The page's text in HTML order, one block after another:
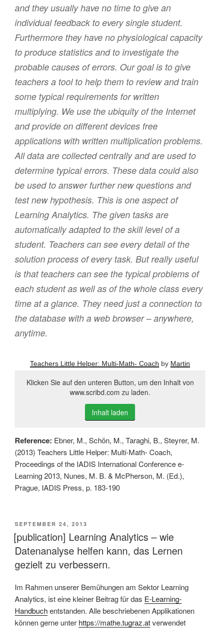
and they usually have no time to give an
individual feedback to every single student.
Furthermore they have no physiological capacity
to produce statistics and to investigate the
probable causes of errors. Our goal is to give
teachers a tool to help them to review and train
some typical requirements for written
multiplying. We use the ubiquity of the Internet
and provide on different devices free
applications with written multiplication problems.
All data are collected centrally and are used to
determine typical errors. These data could also
be used to answer further new questions and
test new hypothesis. This is one aspect of
Learning Analytics. The given tasks are
automatically adapted to the skill level of a
student. Teachers can see every detail of the
solution process of every task. But really useful
is that teachers can see the typical problems of
each student as well as of the whole class every
time at a glance. They need just a connection to
the database with a web browser – anywhere,
anytime.
Teachers Little Helper: Multi-Math- Coach by Martin
Klicken Sie auf den unteren Button, um den Inhalt von
www.scribd.com zu laden.
Inhalt laden
Reference: Ebner, M., Schön, M., Taraghi, B., Steyrer, M.
(2013) Teachers Little Helper: Multi-Math- Coach,
Proceedings of the IADIS International Conference e-
Learning 2013, Nunes, M. B. & McPherson, M. (Ed.),
Prague, IADIS Press, p. 183-190
VERÖFFENTLICHT
AM
SEPTEMBER 24, 2013
[publication] Learning Analytics – wie
Datenanalyse helfen kann, das Lernen
gezielt zu verbessern.
Im Rahmen unserer Bemühungen am Sektor Learning
Analytics, ist eine kleiner Beitrag für das E-Learning-
Handbuchentstanden. Alle beschriebenen Applikationen
können gerne unter https://mathe.tugraz.atverwendet